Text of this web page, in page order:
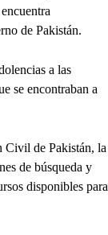
de Pakistán.
a las
se encontraban a
Civil de Pakistán, la
de búsqueda y
disponibles para